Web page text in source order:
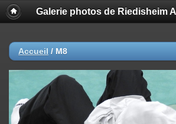
Galerie photos de Riedisheim
Accueil / M8